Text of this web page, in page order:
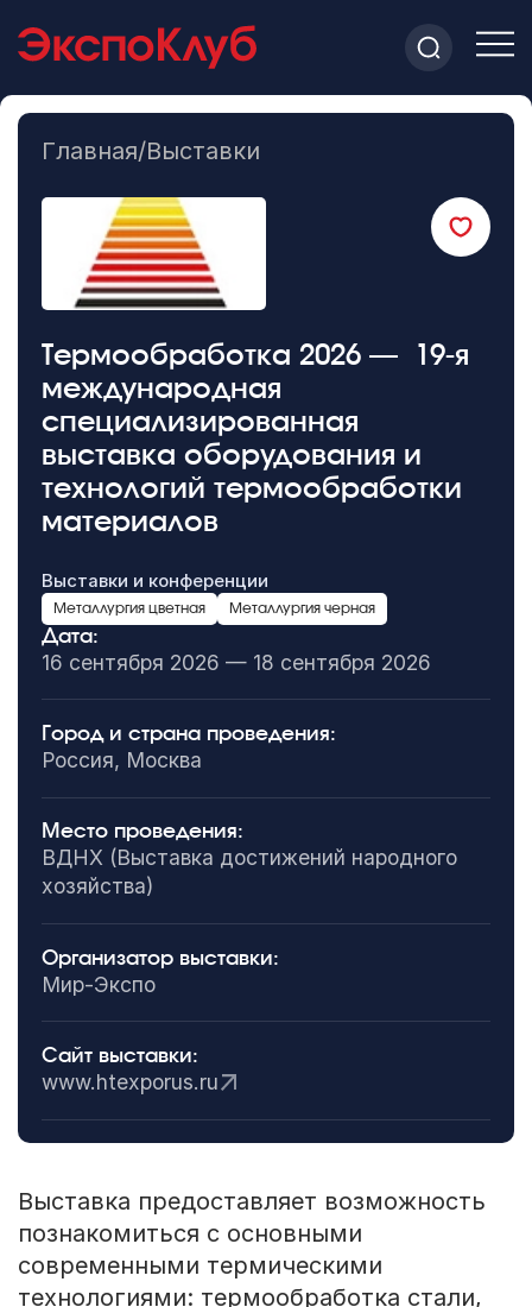
Главная/Выставки
Термообработка 2026 — 19-я
международная
специализированная
выставка оборудования и
технологий термообработки
материалов
Выставки и конференции
Металлургия цветная Металлургия черная
Дата:
16 сентября 2026 — 18 сентября 2026
Город и страна проведения:
Россия, Москва
Место проведения:
ВДНХ (Выставка достижений народного
хозяйства)
Организатор выставки:
Мир-Экспо
Сайт выставки:
www.htexporus.ru
Выставка предоставляет возможность
познакомиться с основными
современными термическими
технологиями: термообработка стали,